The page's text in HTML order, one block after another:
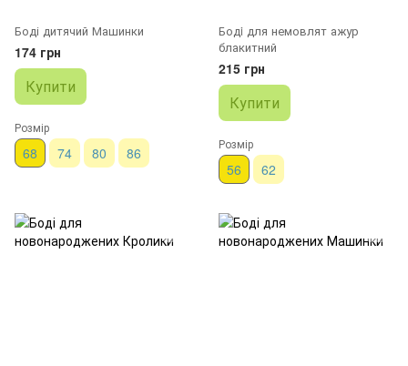
Боді дитячий Машинки
174 грн
Купити
Розмір
68 74 80 86
Бодi для немовлят ажур
блакитний
215 грн
Купити
Розмір
56 62